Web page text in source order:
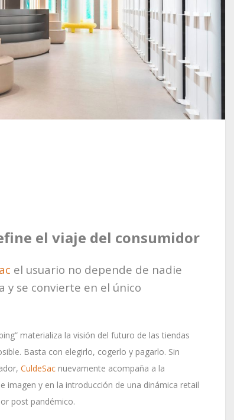
el viaje del consumidor
el usuario no depende de nadie
y se convierte en el único
materializa la visión del futuro de las tiendas
Basta con elegirlo, cogerlo y pagarlo. Sin
CuldeSacnuevamente acompaña a la
imagen y en la introducción de una dinámica retail
post pandémico.